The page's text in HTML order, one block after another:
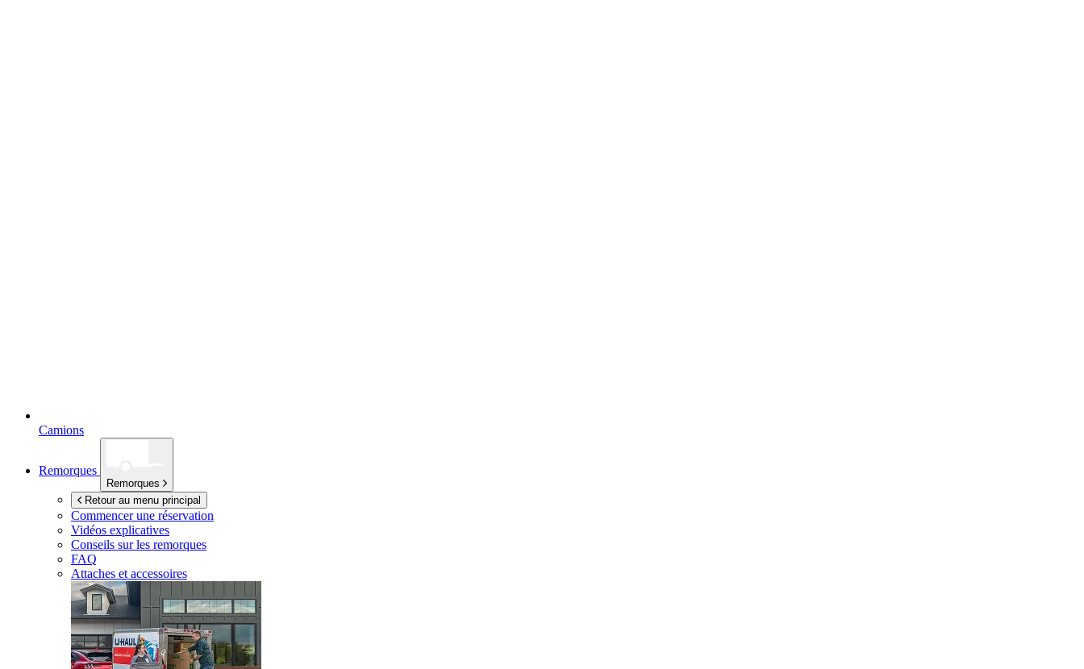
Camions
Remorques
Remorques
Retour au menu principal
Commencer une réservation
Vidéos explicatives
Conseils sur les remorques
FAQ
Attaches et accessoires